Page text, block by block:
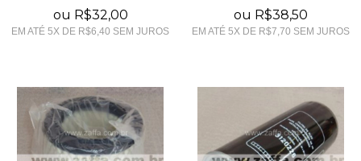
ou R$32,00
EM ATÉ 5X DE R$6,40 SEM JUROS
ou R$38,50
EM ATÉ 5X DE R$7,70 SEM JUROS